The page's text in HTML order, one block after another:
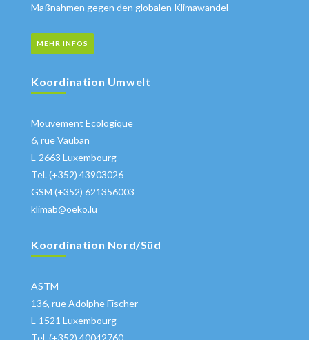
Maßnahmen gegen den globalen Klimawandel
MEHR INFOS
Koordination Umwelt
Mouvement Ecologique
6, rue Vauban
L-2663 Luxembourg
Tel. (+352) 43903026
GSM (+352) 621356003
klimab@oeko.lu
Koordination Nord/Süd
ASTM
136, rue Adolphe Fischer
L-1521 Luxembourg
Tel. (+352) 40042760